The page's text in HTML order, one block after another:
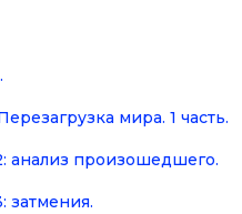
мира. 1 часть.
анализ произошедшего.
затмения.